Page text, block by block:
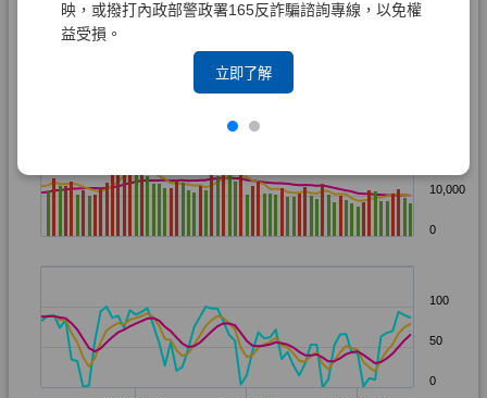
映，或撥打內政部警政署165反詐騙諮詢專線，以免權
益受損。
立即了解